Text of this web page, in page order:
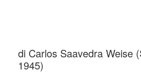
di Carlos Saavedra Weise
1945)